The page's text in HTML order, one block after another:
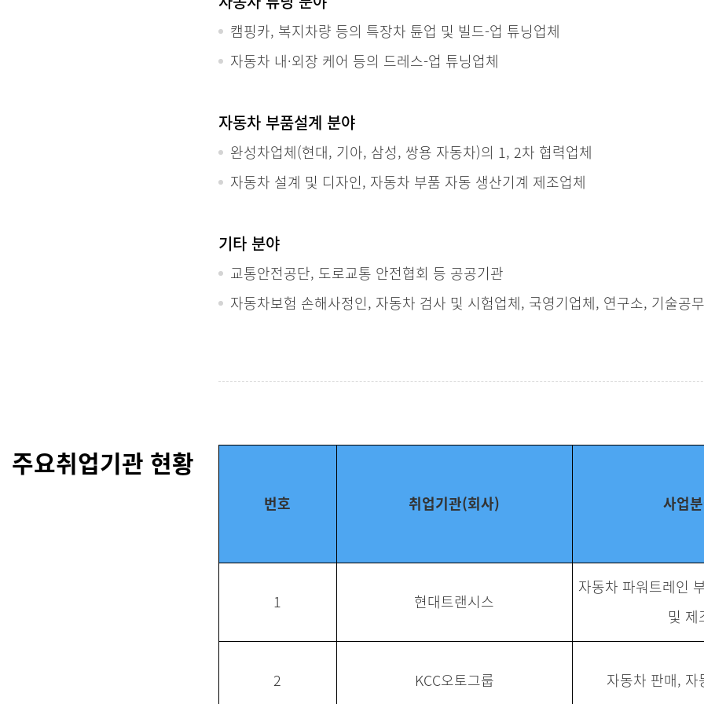
캠핑카, 복지차량 등의 특장차 튠업 및 빌드-업 튜닝업체
자동차 내·외장 케어 등의 드레스-업 튜닝업체
자동차 부품설계 분야
완성차업체(현대, 기아, 삼성, 쌍용 자동차)의 1, 2차 협력업체
자동차 설계 및 디자인, 자동차 부품 자동 생산기계 제조업체
기타 분야
교통안전공단, 도로교통 안전협회 등 공공기관
자동차보험 손해사정인, 자동차 검사 및 시험업체, 국영기업체, 연구소, 기술공
주요취업기관 현황
번호 취업기관(회사) 사업
1 현대트랜시스
자동차 파워트레인
및 제
2 KCC오토그룹 자동차 판매,